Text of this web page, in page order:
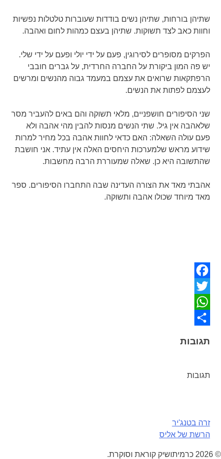
שתיהן בורחות, שתיהן נשים בודדות שעוברות טלטלות נפשיות
וחוות כאב לצד תשוקות. שתיהן בעצם כמהות לחום ואהבה.
הפרקים מסופרים לסירוגין, פעם על ידי יולי ופעם על ידי שלי.
יש פה המון ביקורת על החברה החרדית, על גברים חובבי
הרפתקאות שרואים את עצמם במעמד גבוה מהנשים ומרשים
לעצמם לפתות את הנשים.
שני הסיפורים חושפניים, מלאי תשוקה והם באים להעביר מסר
שלאהבה אין גיל. שתי הנשים מנסות להבין מהי אהבה ולא
פעם עולה השאלה: האם כדאי לחוות אהבה בכל מחיר למרות
שידוע מראש שלמערכות היחסים האלה אין עתיד. אני חושבת
שהתשובה היא כן. שאלה שמעוררת הרבה מחשבות.
אהבתי מאד את הצורה העדינה שבה התחברו הסיפורים. ספר
מאד מיוחד שכולו אהבה ותשוקה.
Facebook
Twitter
WhatsApp
תגובות
תגובות
ניווט
זרה בטנג'יר
הרשת של אליס
© 2026 כרמיתושיק קוראת וסוקרת.